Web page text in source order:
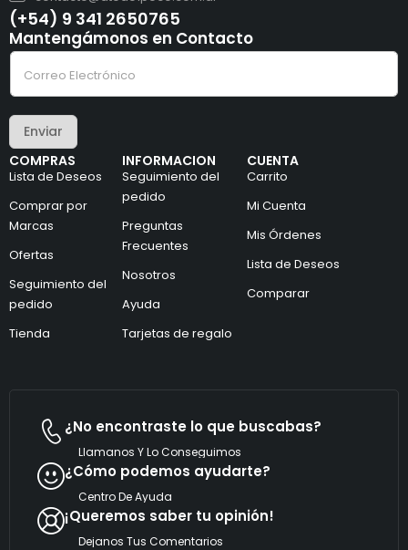
(+54) 9 341 2650765
COMPRAS
Lista de Deseos
Comprar por
Marcas
Ofertas
Seguimiento del
pedido
Tienda
INFORMACION
Seguimiento del
pedido
Preguntas
Frecuentes
Nosotros
Ayuda
Tarjetas de regalo
CUENTA
Carrito
Mi Cuenta
Mis Órdenes
Lista de Deseos
Comparar
Mantengámonos en Contacto
C
o
r
o
l
e
c
t
r
ó
i
c
o
*
C
e
e
l
e
t
r
n
c
o
Enviar
¿No encontraste lo que buscabas?
Llamanos Y Lo Conseguimos
¿Cómo podemos ayudarte?
Centro De Ayuda
¡Queremos saber tu opinión!
Dejanos Tus Comentarios